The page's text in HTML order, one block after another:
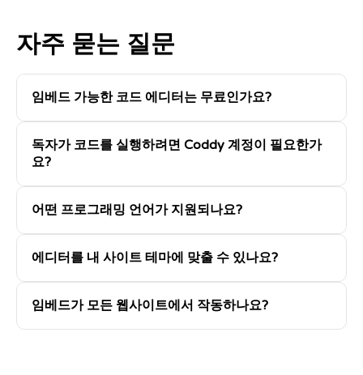
자주 묻는 질문
임베드 가능한 코드 에디터는 무료인가요?
독자가 코드를 실행하려면 Coddy 계정이 필요한가
요?
어떤 프로그래밍 언어가 지원되나요?
에디터를 내 사이트 테마에 맞출 수 있나요?
임베드가 모든 웹사이트에서 작동하나요?